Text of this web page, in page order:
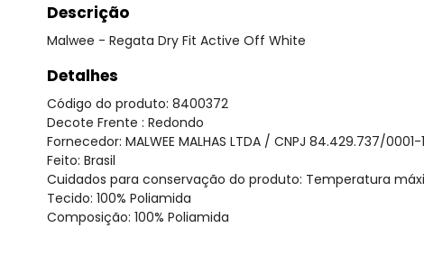
Descrição
Malwee - Regata Dry Fit Active Off White
Detalhes
Código do produto: 8400372
Decote Frente : Redondo
Fornecedor: MALWEE MALHAS LTDA / CNPJ 84.429.737/0001-
Feito: Brasil
Cuidados para conservação do produto: Temperatura
Tecido: 100% Poliamida
Composição: 100% Poliamida